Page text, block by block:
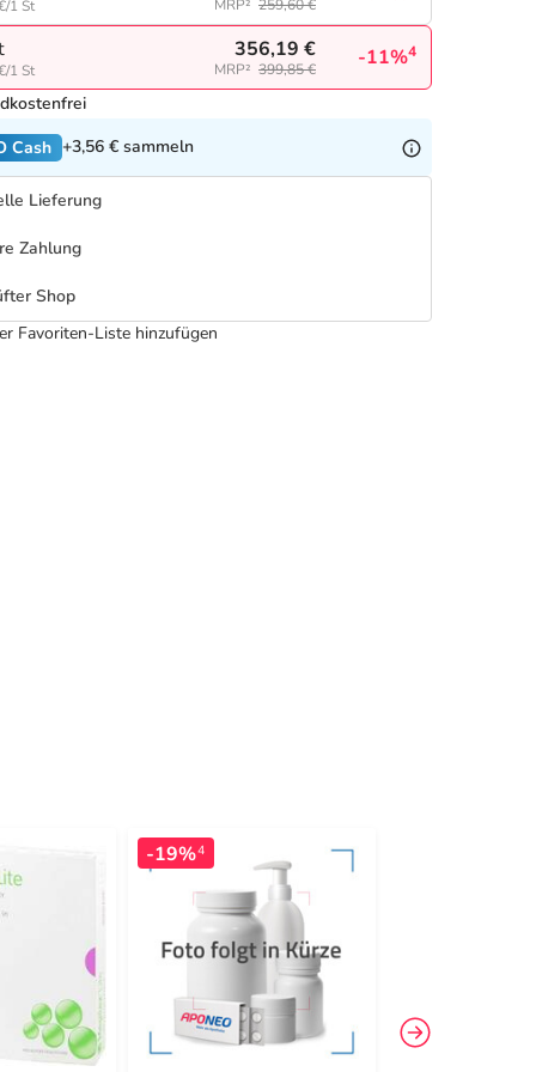
1 St MRP² 259,60 €
1 St
356,19 €
MRP² 399,85 € -11%4
Cash +3,56 € sammeln
Lieferung
Zahlung
Shop
Favoriten-Liste hinzufügen
-19%4